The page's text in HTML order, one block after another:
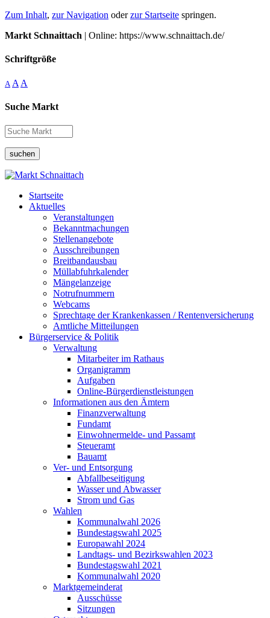
Zum Inhalt, zur Navigation oderzur Startseite springen.
Markt Schnaittach | Online: https://www.schnaittach.de/
Schriftgröße
A A A
Suche Markt
suchen
Startseite
Aktuelles
Veranstaltungen
Bekanntmachungen
Stellenangebote
Ausschreibungen
Breitbandausbau
Müllabfuhrkalender
Mängelanzeige
Notrufnummern
Webcams
Sprechtage der Krankenkassen / Rentenversicherung
Amtliche Mitteilungen
Bürgerservice & Politik
Verwaltung
Mitarbeiter im Rathaus
Organigramm
Aufgaben
Online-Bürgerdienstleistungen
Informationen aus den Ämtern
Finanzverwaltung
Fundamt
Einwohnermelde- und Passamt
Steueramt
Bauamt
Ver- und Entsorgung
Abfallbeseitigung
Wasser und Abwasser
Strom und Gas
Wahlen
Kommunalwahl 2026
Bundestagswahl 2025
Europawahl 2024
Landtags- und Bezirkswahlen 2023
Bundestagswahl 2021
Kommunalwahl 2020
Marktgemeinderat
Ausschüsse
Sitzungen